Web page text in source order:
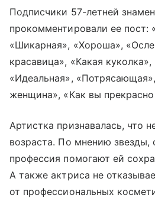
Подписчики 57-летней
прокомментировали ее пост:
«Шикарная», «Хороша»,
красавица», «Какая
«Идеальная»,
женщина», «Как вы прекрасно
Артистка признавалась, что
возраста. По мнению
профессия помогают ей
А также актриса не
от профессиональных